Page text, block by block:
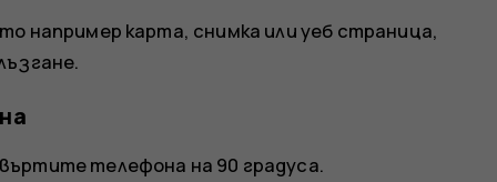
например карта, снимка или уеб страница,
телефона на 90 градуса.